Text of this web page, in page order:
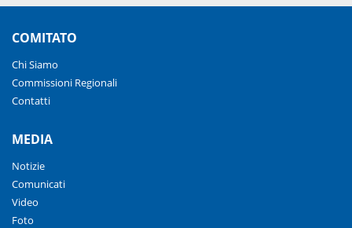
COMITATO
Chi Siamo
Commissioni Regionali
Contatti
MEDIA
Notizie
Comunicati
Video
Foto